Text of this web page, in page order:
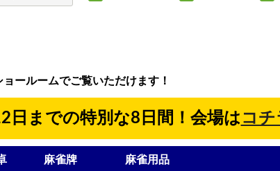
ールームでご覧いただけます！
日までの特別な8日間！会場はコチ
麻雀牌 麻雀用品